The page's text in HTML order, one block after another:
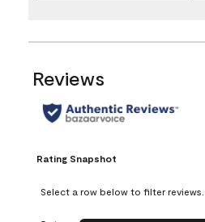
Reviews
Rating Snapshot
Select a row below to filter reviews.